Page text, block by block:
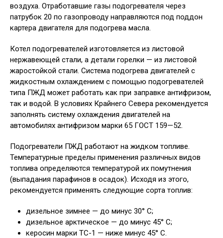
воздуха. Отработавшие газы подогревателя через
патрубок 20 по газопроводу направляются под поддон
картера двигателя для подогрева масла.
Котел подогревателей изготовляется из листовой
нержавеющей стали, а детали горелки — из листовой
жаростойкой стали. Система подогрева двигателей с
жидкостным охлаждением с помощью подогревателей
типа ПЖД может работать как при заправке антифризом,
так и водой. В условиях Крайнего Севера рекомендуется
заполнять систему охлаждения двигателей на
автомобилях антифризом марки 65 ГОСТ 159—52.
Подогреватели ПЖД работают на жидком топливе.
Температурные пределы применения различных видов
топлива определяются температурой их помутнения
(выпадания парафинов в осадок). Исходя из этого,
рекомендуется применять следующие сорта топлив:
дизельное зимнее — до минус 30° С;
дизельное арктическое — до минус 45° С;
керосин марки ТС-1 — ниже минус 45° С.